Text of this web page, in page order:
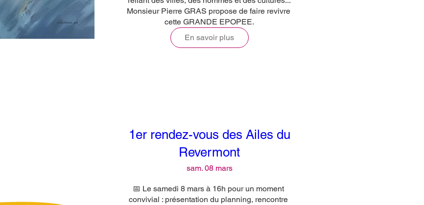
Monsieur Pierre GRAS propose de faire revivre
cette GRANDE EPOPEE.
En savoir plus
1er rendez-vous des Ailes du
Revermont
sam. 08 mars
📅 Le samedi 8 mars à 16h pour un moment
convivial : présentation du planning, rencontre